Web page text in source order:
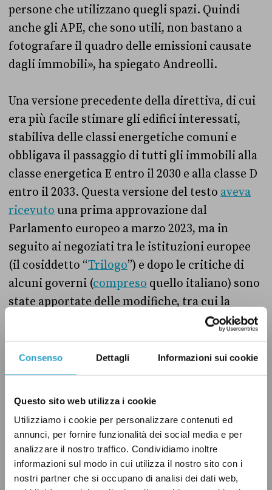
Consenso Dettagli Informazioni sui cookie
Questo sito web utilizza i cookie
Utilizziamo i cookie per personalizzare contenuti ed
annunci, per fornire funzionalità dei social media e per
analizzare il nostro traffico. Condividiamo inoltre
informazioni sul modo in cui utilizza il nostro sito con i
nostri partner che si occupano di analisi dei dati web,
persone che utilizzano quegli spazi. Quindi
anche gli APE, che sono utili, non bastano a
fotografare il quadro delle emissioni causate
dagli immobili», ha spiegato Andreolli.
Una versione precedente della direttiva, di cui
era più facile stimare gli edifici interessati,
stabiliva delle classi energetiche comuni e
obbligava il passaggio di tutti gli immobili alla
classe energetica E entro il 2030 e alla classe D
entro il 2033. Questa versione del testo aveva
ricevuto una prima approvazione dal
Parlamento europeo a marzo 2023, ma in
seguito ai negoziati tra le istituzioni europee
(il cosiddetto “Trilogo”) e dopo le critiche di
alcuni governi (compreso quello italiano) sono
state apportate delle modifiche, tra cui la
sostituzione delle classi di energia con delle
medie di riferimento per ciascuno Stato
sull’intero patrimonio edilizio.
LEGGI ANCHE:Come non confondere il
Consiglio europeo e il Consiglio dell’Unione
europea